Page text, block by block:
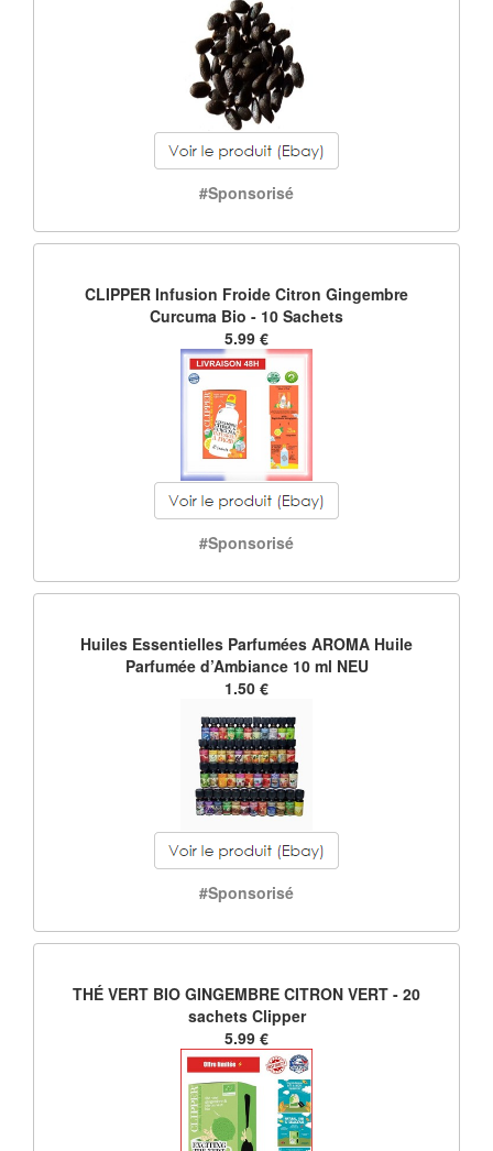
#Sponsorisé
CLIPPER Infusion Froide Citron Gingembre
Curcuma Bio - 10 Sachets
5.99 €
#Sponsorisé
Huiles Essentielles Parfumées AROMA Huile
Parfumée d’Ambiance 10 ml NEU
1.50 €
#Sponsorisé
THÉ VERT BIO GINGEMBRE CITRON VERT - 20
sachets Clipper
5.99 €